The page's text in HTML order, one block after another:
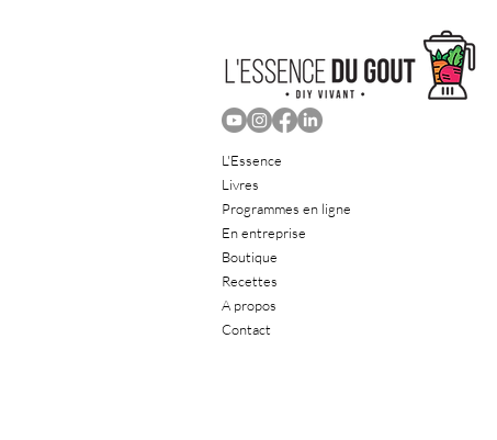
L'Essence
Livres
Programmes en ligne
En entreprise
Boutique
Recettes
A propos
Contact